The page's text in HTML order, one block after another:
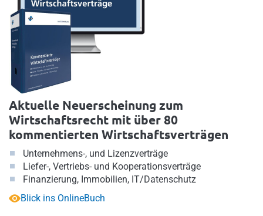
Aktuelle Neuerscheinung zum
Wirtschaftsrecht mit über 80
kommentierten Wirtschaftsverträgen
Unternehmens-, und Lizenzverträge
Liefer-, Vertriebs- und Kooperationsverträge
Finanzierung, Immobilien, IT/Datenschutz
Blick ins OnlineBuch